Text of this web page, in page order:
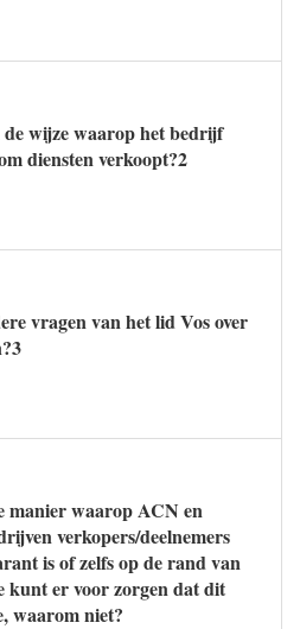
wijze waarop het bedrijf
diensten verkoopt?2
vragen van het lid Vos over
manier waarop ACN en
verkopers/deelnemers
is of zelfs op de rand van
kunt er voor zorgen dat dit
waarom niet?